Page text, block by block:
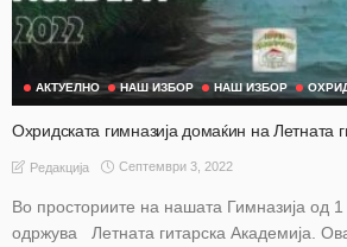
АКТУЕЛНО НАШ ИЗБОР НАШ ИЗБОР
Охридската гимназија домаќин на Летната
Редакција Септември 3, 2022
Во просториите на нашата Гимназија од
одржува Летната гитарска Академија.